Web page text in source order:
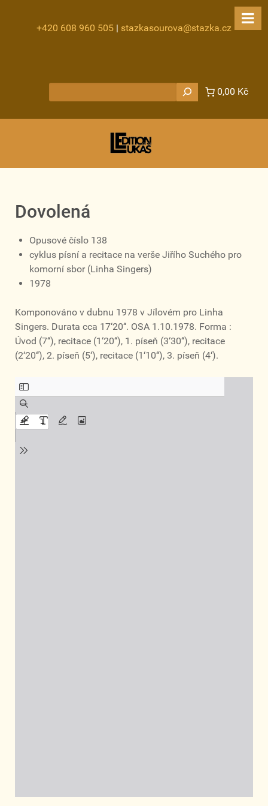
+420 608 960 505 | stazkasourova@stazka.cz
0,00 Kč
Dovolená
Opusové číslo 138
cyklus písní a recitace na verše Jiřího Suchého pro
komorní sbor (Linha Singers)
1978
Komponováno v dubnu 1978 v Jílovém pro Linha
Singers. Durata cca 17‘20‘‘. OSA 1.10.1978. Forma :
Úvod (7‘‘), recitace (1‘20‘‘), 1. píseň (3‘30‘‘), recitace
(2‘20‘‘), 2. píseň (5‘), recitace (1‘10‘‘), 3. píseň (4‘).